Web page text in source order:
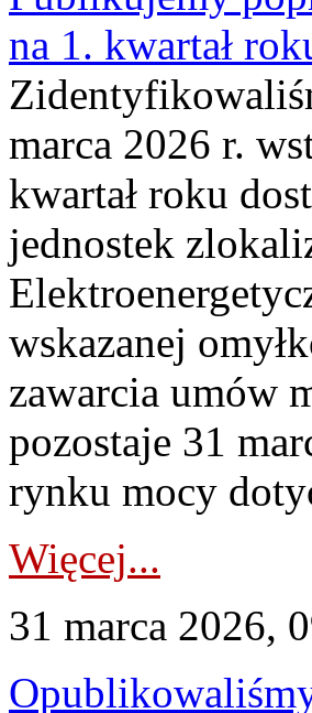
na 1. kwartał
marca 2026 r.
kwartał roku
jednostek
wskazanej
zawarcia umów
pozostaje 31
rynku mocy
Więcej...
31 marca 2026,